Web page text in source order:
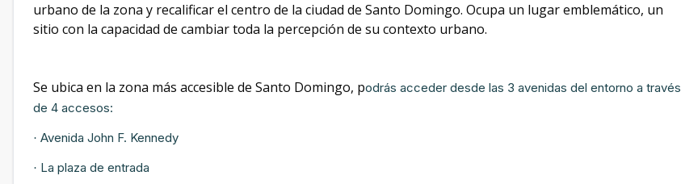
urbano de la zona y recalificar el centro de la ciudad de Santo Domingo. Ocupa un lugar emblemático, un
sitio con la capacidad de cambiar toda la percepción de su contexto urbano.
Se ubica en la zona más accesible de Santo Domingo, podrás acceder desde las 3 avenidas del entorno a través
de 4 accesos:
· Avenida John F. Kennedy
· La plaza de entrada